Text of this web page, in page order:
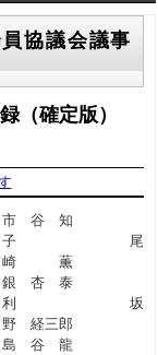
協議会議事
（確定版）
市 谷 知
子 尾
崎 薫
銀 杏 泰
利 坂
野 経三郎
島 谷 龍